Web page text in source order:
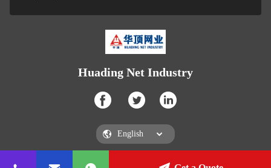
Huading Net Industry